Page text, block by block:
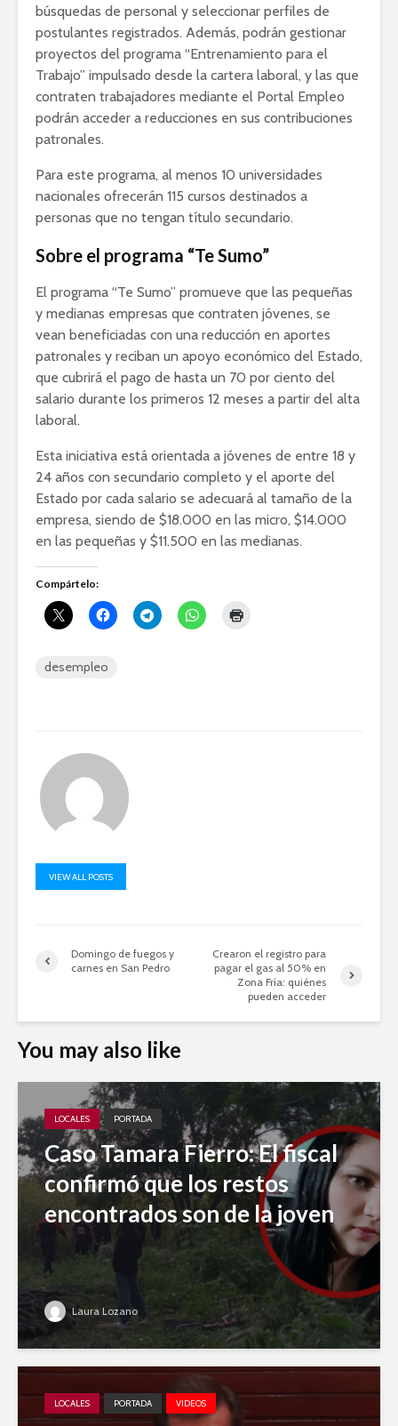
búsquedas de personal y seleccionar perfiles de
postulantes registrados. Además, podrán gestionar
proyectos del programa “Entrenamiento para el
Trabajo” impulsado desde la cartera laboral, y las que
contraten trabajadores mediante el Portal Empleo
podrán acceder a reducciones en sus contribuciones
patronales.
Para este programa, al menos 10 universidades
nacionales ofrecerán 115 cursos destinados a
personas que no tengan título secundario.
Sobre el programa “Te Sumo”
El programa “Te Sumo” promueve que las pequeñas
y medianas empresas que contraten jóvenes, se
vean beneficiadas con una reducción en aportes
patronales y reciban un apoyo económico del Estado,
que cubrirá el pago de hasta un 70 por ciento del
salario durante los primeros 12 meses a partir del alta
laboral.
Esta iniciativa está orientada a jóvenes de entre 18 y
24 años con secundario completo y el aporte del
Estado por cada salario se adecuará al tamaño de la
empresa, siendo de $18.000 en las micro, $14.000
en las pequeñas y $11.500 en las medianas.
Compártelo:
desempleo
VIEW ALL POSTS
Domingo de fuegos y
carnes en San Pedro
Crearon el registro para
pagar el gas al 50% en
Zona Fría: quiénes
pueden acceder
You may also like
LOCALES PORTADA
Caso Tamara Fierro: El fiscal
confirmó que los restos
encontrados son de la joven
Laura Lozano
LOCALES PORTADA VIDEOS